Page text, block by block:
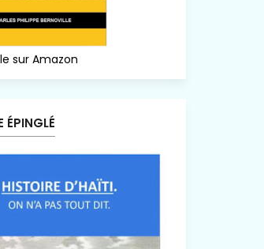
sur Amazon
ÉPINGLÉ